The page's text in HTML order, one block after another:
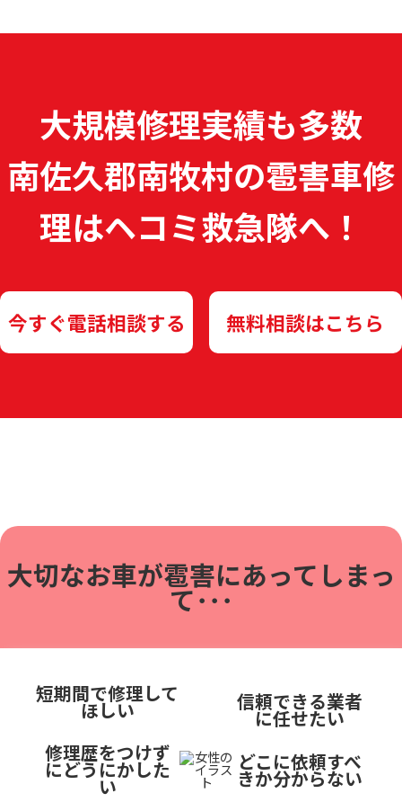
大規模修理実績も多数
南佐久郡南牧村の雹害車修
理はヘコミ救急隊へ！
今すぐ電話相談する 無料相談はこちら
大切なお車が雹害にあってしまっ
て･･･
短期間で修理して
ほしい
修理歴をつけず
にどうにかした
い
信頼できる業者
に任せたい
どこに依頼すべ
きか分からない